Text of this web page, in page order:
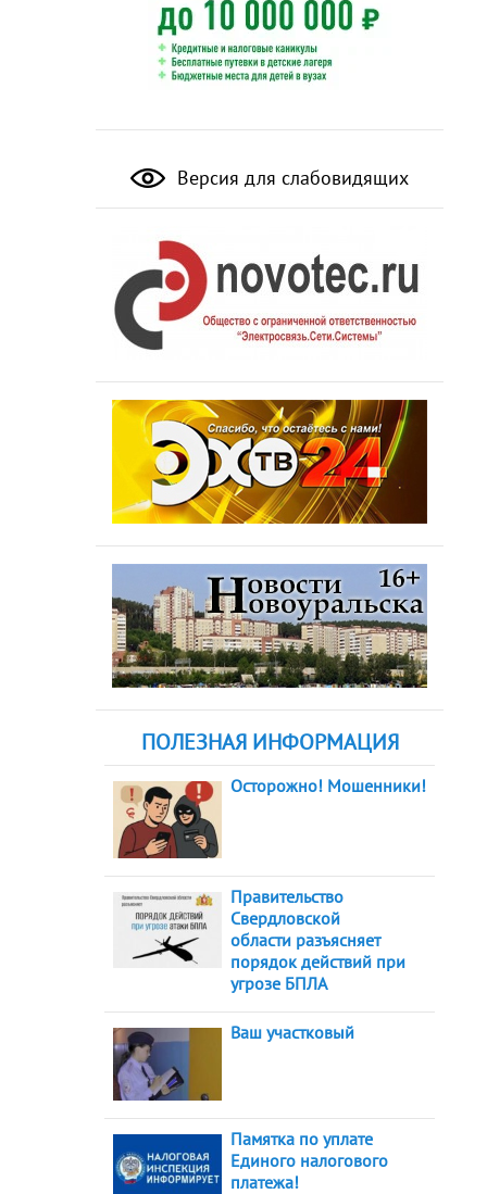
Версия для слабовидящих
ПОЛЕЗНАЯ ИНФОРМАЦИЯ
Осторожно! Мошенники!
Правительство
Свердловской
области разъясняет
порядок действий при
угрозе БПЛА
Ваш участковый
Памятка по уплате
Единого налогового
платежа!